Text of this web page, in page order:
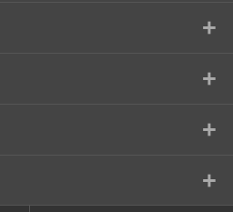
+
+
+
+